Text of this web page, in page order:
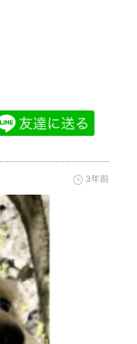
3年前